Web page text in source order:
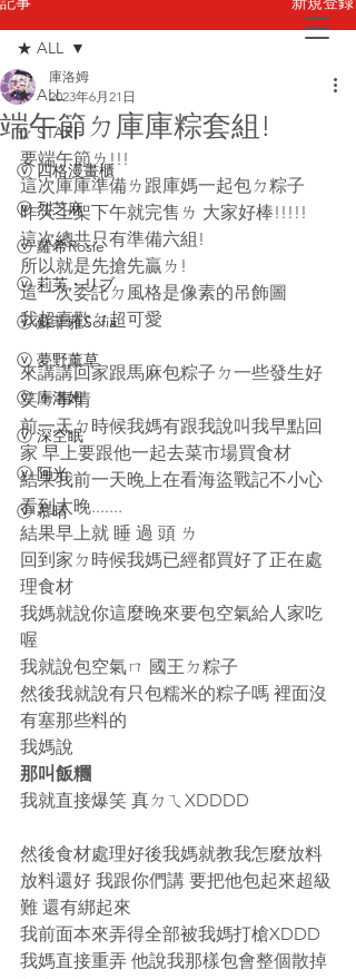
お問い合わせ
★ ALL
☆ STAFF
ⓥ 四格漫畫櫃
ⓥ 烈芝麻
ⓥ 蘿希Rosie
ⓥ 莉芙・リブ
ⓥ 蘇菲蕥Sofia
ⓥ 夢野薰草
ⓥ 庫洛姆
ⓥ 深空眠
ⓥ 阿光
ⓥ 慕晴
★ ALL
端午節ㄉ庫庫粽套組!
庫洛姆
2023年6月21日
要端午節ㄌ!!!
這次庫庫準備ㄌ跟庫媽一起包ㄉ粽子
昨天上架下午就完售ㄌ 大家好棒!!!!!
這次總共只有準備六組!
所以就是先搶先贏ㄌ!
這一次委託ㄉ風格是像素的吊飾圖
我超喜歡ㄉ超可愛
來講講回家跟馬麻包粽子ㄉ一些發生好
笑ㄉ事情
前一天ㄉ時候我媽有跟我說叫我早點回
家 早上要跟他一起去菜市場買食材
結果我前一天晚上在看海盜戰記不小心
看到太晚.......
結果早上就 睡 過 頭 ㄌ
回到家ㄉ時候我媽已經都買好了正在處
理食材
我媽就說你這麼晚來要包空氣給人家吃
喔
我就說包空氣ㄇ 國王ㄉ粽子
然後我就說有只包糯米的粽子嗎 裡面沒
有塞那些料的
我媽說
那叫飯糰
我就直接爆笑 真ㄉㄟXDDDD
然後食材處理好後我媽就教我怎麼放料
放料還好 我跟你們講 要把他包起來超級
難 還有綁起來
我前面本來弄得全部被我媽打槍XDDD
我媽直接重弄 他說我那樣包會整個散掉